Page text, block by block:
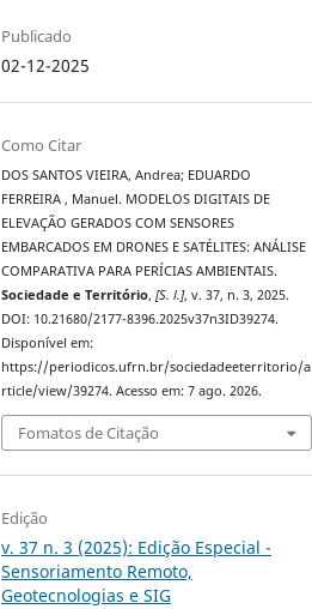
Publicado
02-12-2025
Como Citar
DOS SANTOS VIEIRA, Andrea; EDUARDO
FERREIRA , Manuel. MODELOS DIGITAIS DE
ELEVAÇÃO GERADOS COM SENSORES
EMBARCADOS EM DRONES E SATÉLITES: ANÁLISE
COMPARATIVA PARA PERÍCIAS AMBIENTAIS.
Sociedade e Território,[S. l.], v. 37, n. 3, 2025.
DOI: 10.21680/2177-8396.2025v37n3ID39274.
Disponível em:
https://periodicos.ufrn.br/sociedadeeterritorio/a
rticle/view/39274. Acesso em: 7 ago. 2026.
Fomatos de Citação
Edição
v. 37 n. 3 (2025): Edição Especial -
Sensoriamento Remoto,
Geotecnologias e SIG